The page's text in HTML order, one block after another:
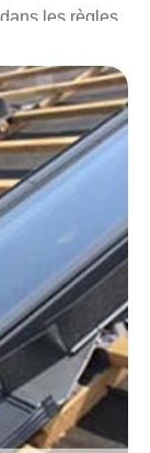
les règles
pour la
souhaiter
d’étancheur,
Sachez
touchent la
permission
la création